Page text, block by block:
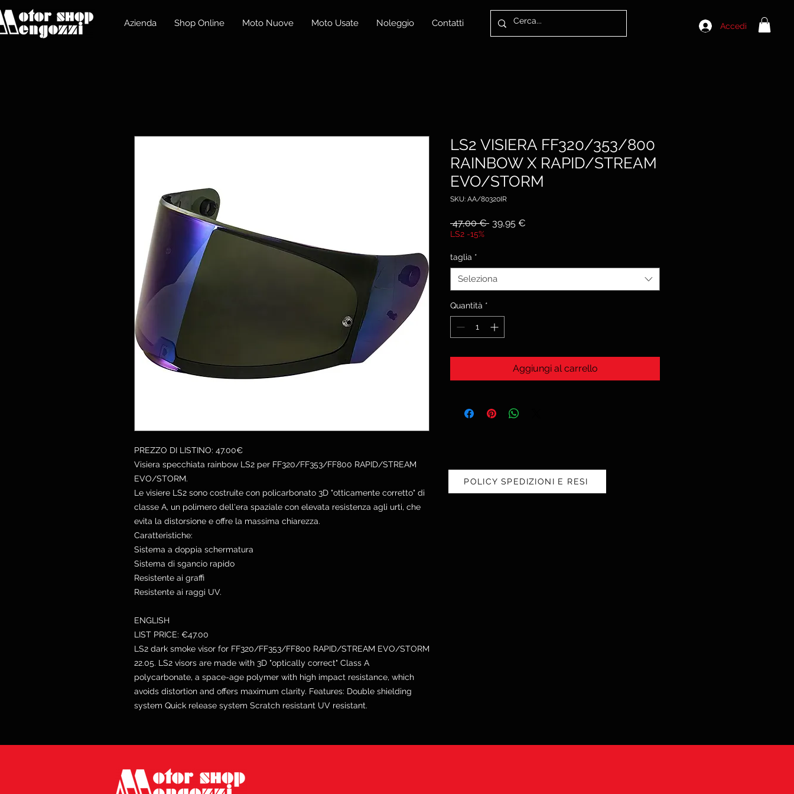
Accedi
Azienda Shop Online Moto Nuove Moto Usate Noleggio Contatti
PREZZO DI LISTINO: 47.00€
Visiera specchiata rainbow LS2 per FF320/FF353/FF800 RAPID/STREAM
EVO/STORM.
Le visiere LS2 sono costruite con policarbonato 3D "otticamente corretto" di
classe A, un polimero dell'era spaziale con elevata resistenza agli urti, che
evita la distorsione e offre la massima chiarezza.
Caratteristiche:
Sistema a doppia schermatura
Sistema di sgancio rapido
Resistente ai graffi
Resistente ai raggi UV.
ENGLISH
LIST PRICE: €47.00
LS2 dark smoke visor for FF320/FF353/FF800 RAPID/STREAM EVO/STORM
22.05. LS2 visors are made with 3D "optically correct" Class A
polycarbonate, a space-age polymer with high impact resistance, which
avoids distortion and offers maximum clarity. Features: Double shielding
system Quick release system Scratch resistant UV resistant.
LS2 VISIERA FF320/353/800
RAINBOW X RAPID/STREAM
EVO/STORM
SKU: AA/80320IR
47,00 € Prezzo
39,95 €
LS2 -15%
taglia *
Seleziona
Quantità *
Aggiungi al carrello
POLICY SPEDIZIONI E RESI